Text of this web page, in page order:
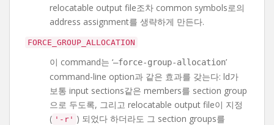
relocatable output file조차 common symbols로의
address assignment를 생략하게 만든다.
FORCE_GROUP_ALLOCATION
이 command는 ‘–force-group-allocation’
command-line option과 같은 효과를 갖는다: ld가
보통 input sections같은 members를 section group
으로 두도록, 그리고 relocatable output file이 지정
( '-r' ) 되었다 하더라도 그 section groups를